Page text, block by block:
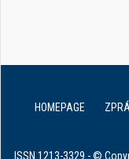
HOMEPAGE
ISSN 1213-3329 - ©